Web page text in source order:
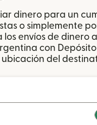
dinero para un
o simplemente
los envíos de dinero
con
ubicación del